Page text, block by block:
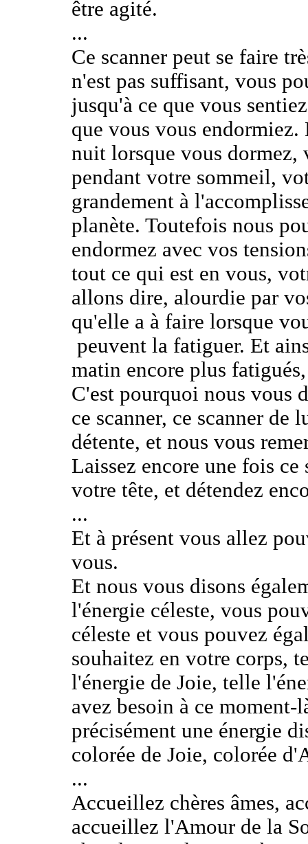
être agité.
...
Ce scanner peut se faire
n'est pas suffisant, vous
jusqu'à ce que vous
que vous vous
nuit lorsque vous dormez,
pendant votre sommeil,
grandement à
planète. Toutefois nous
endormez avec vos
tout ce qui est en vous,
allons dire, alourdie par
qu'elle a à faire lorsque
peuvent la fatiguer. Et
matin encore plus
C'est pourquoi nous vous
ce scanner, ce scanner de
détente, et nous vous
Laissez encore une fois ce
votre tête, et détendez
...
Et à présent vous allez
vous.
Et nous vous disons
l'énergie céleste, vous
céleste et vous pouvez
souhaitez en votre corps,
l'énergie de Joie, telle
avez besoin à ce
précisément une énergie
colorée de Joie, colorée
...
Accueillez chères âmes,
accueillez l'Amour de la